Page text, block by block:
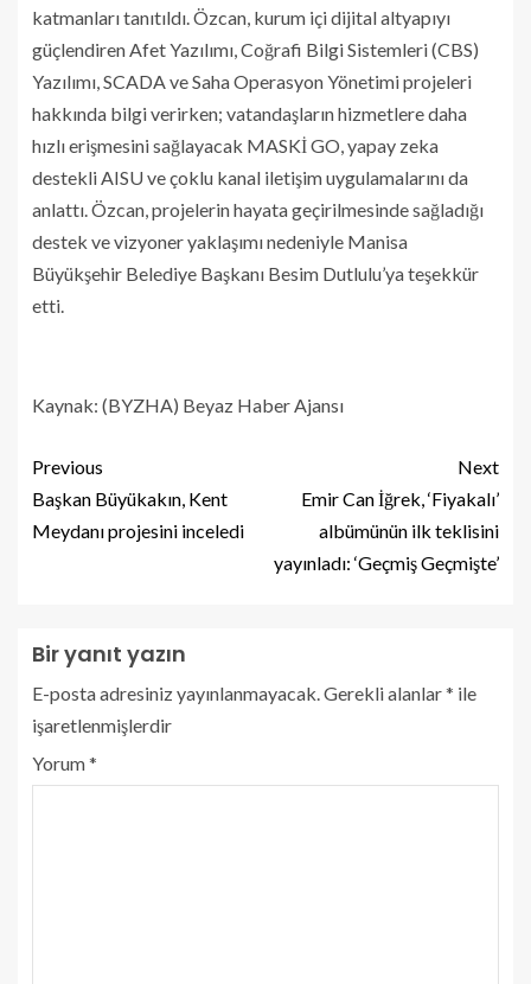
katmanları tanıtıldı. Özcan, kurum içi dijital altyapıyı
güçlendiren Afet Yazılımı, Coğrafi Bilgi Sistemleri (CBS)
Yazılımı, SCADA ve Saha Operasyon Yönetimi projeleri
hakkında bilgi verirken; vatandaşların hizmetlere daha
hızlı erişmesini sağlayacak MASKİ GO, yapay zeka
destekli AISU ve çoklu kanal iletişim uygulamalarını da
anlattı. Özcan, projelerin hayata geçirilmesinde sağladığı
destek ve vizyoner yaklaşımı nedeniyle Manisa
Büyükşehir Belediye Başkanı Besim Dutlulu’ya teşekkür
etti.
Kaynak: (BYZHA) Beyaz Haber Ajansı
Previous
Başkan Büyükakın, Kent
Meydanı projesini inceledi
Next
Emir Can İğrek, ‘Fiyakalı’
albümünün ilk teklisini
yayınladı: ‘Geçmiş Geçmişte’
Bir yanıt yazın
E-posta adresiniz yayınlanmayacak. Gerekli alanlar* ile
işaretlenmişlerdir
Yorum*